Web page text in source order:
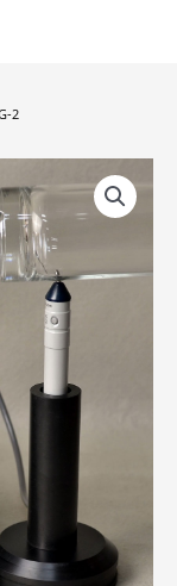
2